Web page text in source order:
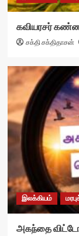
கவியரசர்
சக்தி சக்திதாசன்
இலக்கியம்
அகந்தை